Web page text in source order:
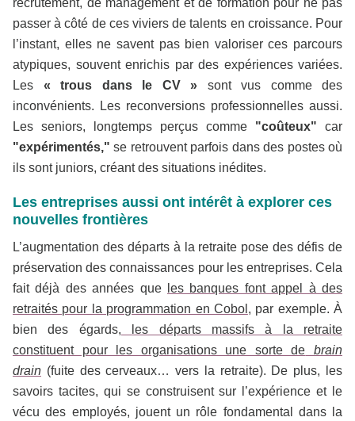
recrutement, de management et de formation pour ne pas
passer à côté de ces viviers de talents en croissance. Pour
l’instant, elles ne savent pas bien valoriser ces parcours
atypiques, souvent enrichis par des expériences variées.
Les « trous dans le CV » sont vus comme des
inconvénients. Les reconversions professionnelles aussi.
Les seniors, longtemps perçus comme "coûteux" car
"expérimentés," se retrouvent parfois dans des postes où
ils sont juniors, créant des situations inédites.
Les entreprises aussi ont intérêt à explorer ces
nouvelles frontières
L’augmentation des départs à la retraite pose des défis de
préservation des connaissances pour les entreprises. Cela
fait déjà des années que
les banques font appel à des
retraités pour la programmation en Cobol , par exemple. À
bien des égards,
les départs massifs à la retraite
constituent pour les organisations une sorte de
brain
drain (fuite des cerveaux… vers la retraite). De plus, les
savoirs tacites, qui se construisent sur l’expérience et le
vécu des employés, jouent un rôle fondamental dans la